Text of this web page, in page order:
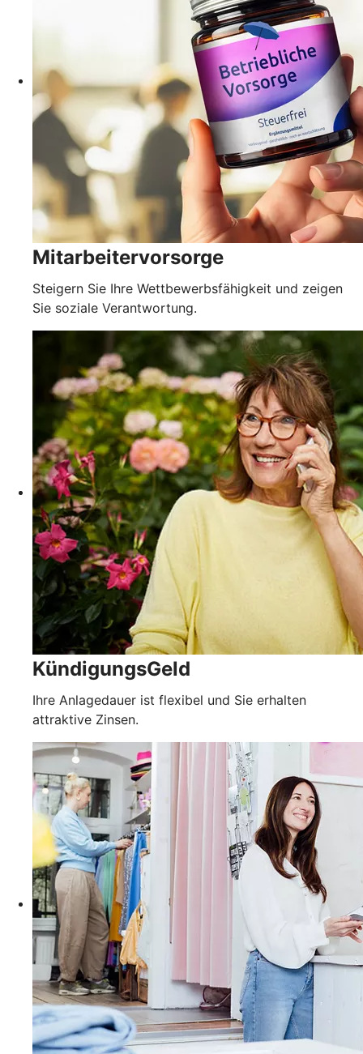
Mitarbeitervorsorge
Steigern Sie Ihre Wettbewerbsfähigkeit und zeigen
Sie soziale Verantwortung.
KündigungsGeld
Ihre Anlagedauer ist flexibel und Sie erhalten
attraktive Zinsen.